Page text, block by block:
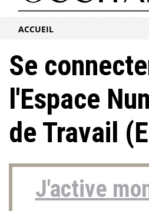
ACCUEIL
Se
l'Espace
de Travail
J'active